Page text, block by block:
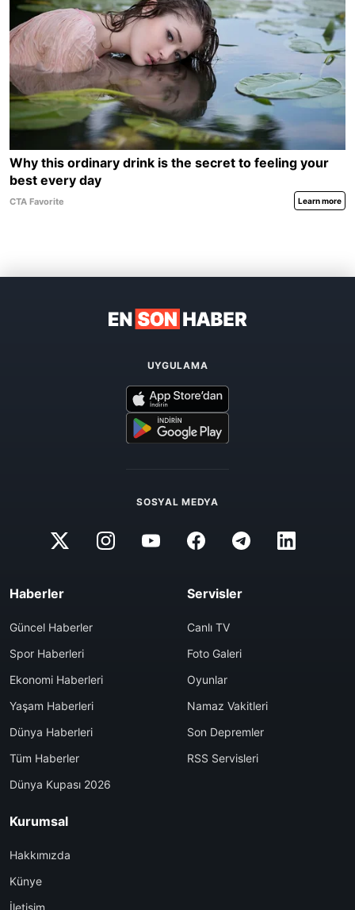
UYGULAMA
SOSYAL MEDYA
Haberler
Güncel Haberler
Spor Haberleri
Ekonomi Haberleri
Yaşam Haberleri
Dünya Haberleri
Tüm Haberler
Dünya Kupası 2026
Servisler
Canlı TV
Foto Galeri
Oyunlar
Namaz Vakitleri
Son Depremler
RSS Servisleri
Kurumsal
Hakkımızda
Künye
İletişim